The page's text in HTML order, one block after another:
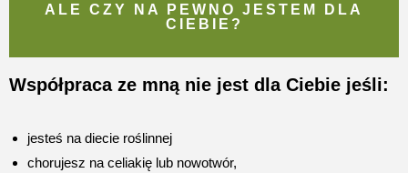
ALE CZY NA PEWNO JESTEM DLA
CIEBIE?
Współpraca ze mną nie jest dla Ciebie jeśli:
jesteś na diecie roślinnej
chorujesz na celiakię lub nowotwór,